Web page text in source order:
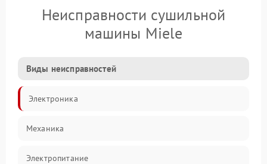
Неисправности сушильной
машины Miele
Виды неисправностей
Электроника
Механика
Электропитание